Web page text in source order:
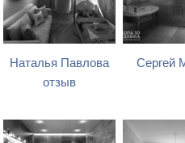
Наталья Павлова
отзыв
Сергей